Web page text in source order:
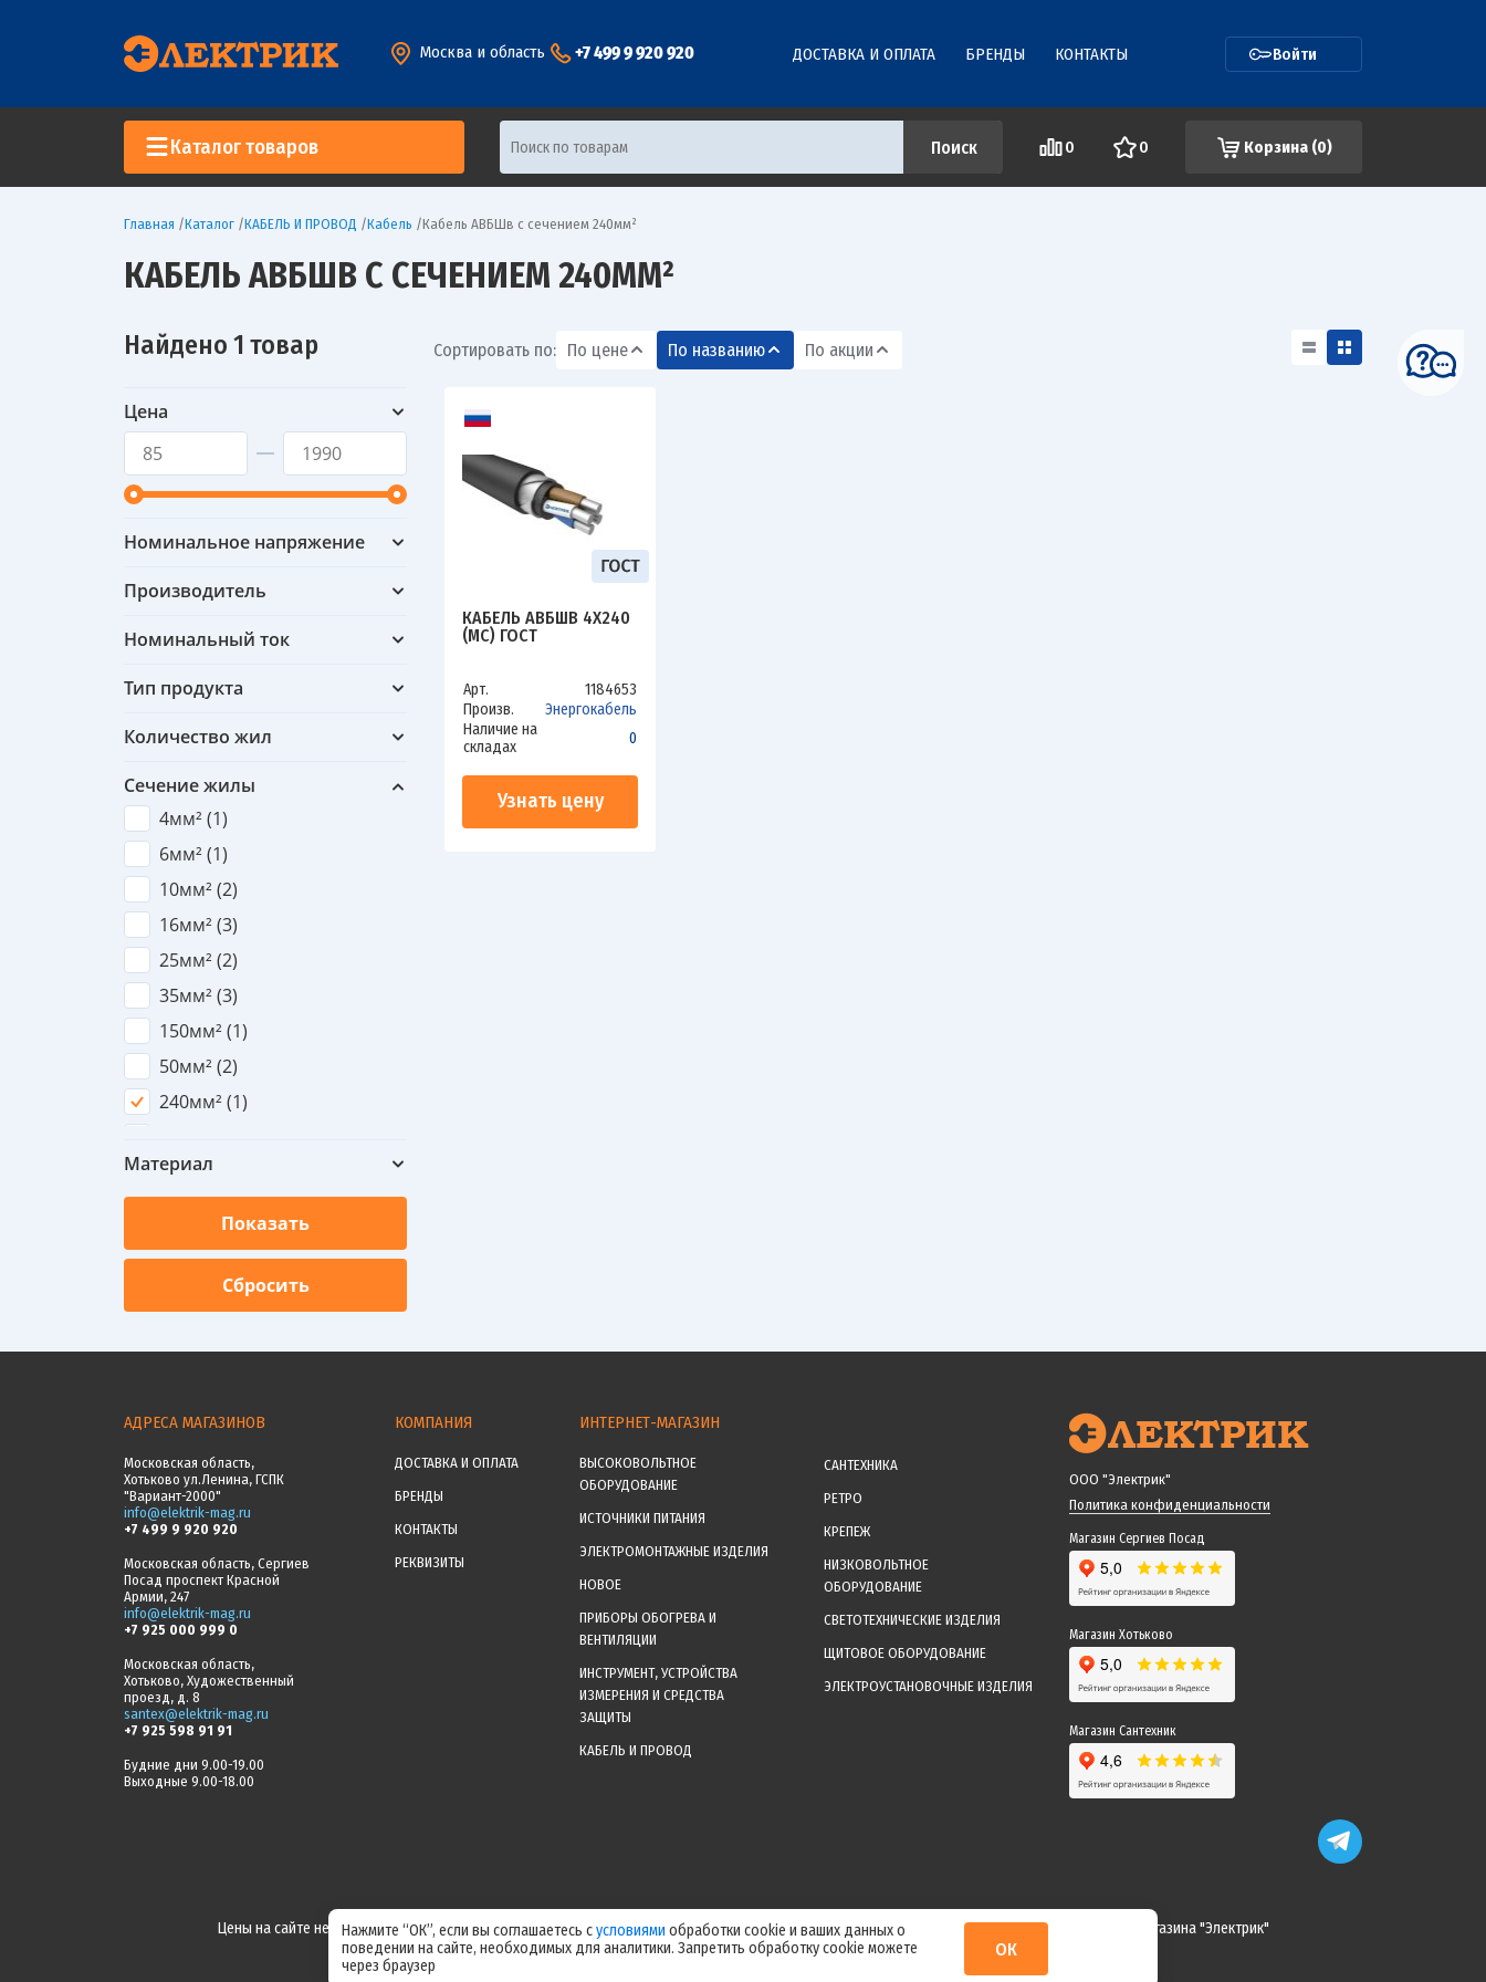
Москва и область +7 499 9 920 920 ДОСТАВКА И ОПЛАТА БРЕНДЫ КОНТАКТЫ Войти
Каталог товаров 0 0 Корзина (0)
Главная /Каталог /КАБЕЛЬ И ПРОВОД /Кабель /Кабель АВБШв с сечением 240мм²
КАБЕЛЬ АВБШВ С СЕЧЕНИЕМ 240ММ²
Найдено 1 товар
Цена
Номинальное напряжение
Производитель
Номинальный ток
Тип продукта
Количество жил
Сечение жилы
4мм² (1)
6мм² (1)
10мм² (2)
16мм² (3)
25мм² (2)
35мм² (3)
150мм² (1)
50мм² (2)
240мм² (1)
70мм² (
Материал
Сортировать по: По цене По названию По акции
КАБЕЛЬ АВБШВ 4Х240
(МС) ГОСТ
Арт.
1184653
Произв.
Энергокабель
Наличие на
складах
0
Узнать цену
АДРЕСА МАГАЗИНОВ
Московская область,
Хотьково ул.Ленина, ГСПК
"Вариант-2000"
info@elektrik-mag.ru
+7 499 9 920 920
Московская область, Сергиев
Посад проспект Красной
Армии, 247
info@elektrik-mag.ru
+7 925 000 999 0
Московская область,
Хотьково, Художественный
проезд, д. 8
santex@elektrik-mag.ru
+7 925 598 91 91
Будние дни 9.00-19.00
Выходные 9.00-18.00
КОМПАНИЯ
ДОСТАВКА И ОПЛАТА
БРЕНДЫ
КОНТАКТЫ
РЕКВИЗИТЫ
ИНТЕРНЕТ-МАГАЗИН
ВЫСОКОВОЛЬТНОЕ
ОБОРУДОВАНИЕ
ИСТОЧНИКИ ПИТАНИЯ
ЭЛЕКТРОМОНТАЖНЫЕ ИЗДЕЛИЯ
НОВОЕ
ПРИБОРЫ ОБОГРЕВА И
ВЕНТИЛЯЦИИ
ИНСТРУМЕНТ, УСТРОЙСТВА
ИЗМЕРЕНИЯ И СРЕДСТВА
ЗАЩИТЫ
КАБЕЛЬ И ПРОВОД
САНТЕХНИКА
РЕТРО
КРЕПЕЖ
НИЗКОВОЛЬТНОЕ
ОБОРУДОВАНИЕ
СВЕТОТЕХНИЧЕСКИЕ ИЗДЕЛИЯ
ЩИТОВОЕ ОБОРУДОВАНИЕ
ЭЛЕКТРОУСТАНОВОЧНЫЕ ИЗДЕЛИЯ
ООО "Электрик"
Политика конфиденциальности
Магазин Сергиев Посад
Магазин Хотьково
Магазин Сантехник
Цены на сайте не являются офертой! Актуальные цены уточняйте у менеджера после оформления заказа! Спасибо за понимание! Команда магазина "Электрик"
ИП Ерепилов Дмитрий Юрьевич / ИНН 504216004070
Нажмите “ОК”, если вы соглашаетесь сусловиями обработки cookie и ваших данных о
поведении на сайте, необходимых для аналитики. Запретить обработку cookie можете
через браузер
ОК